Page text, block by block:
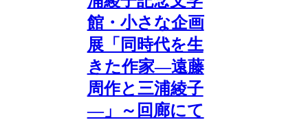
館・小さな企画
展「同時代を生
きた作家―遠藤
周作と三浦綾子
―」～回廊にて